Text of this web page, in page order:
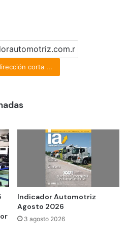
corta ...
Indicador Automotriz
Agosto 2026
3 agosto 2026